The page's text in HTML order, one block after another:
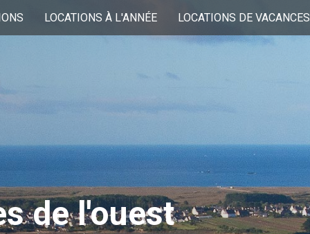
LOCATIONS À L'ANNÉE LOCATIONS DE VACANCES
de l'ouest